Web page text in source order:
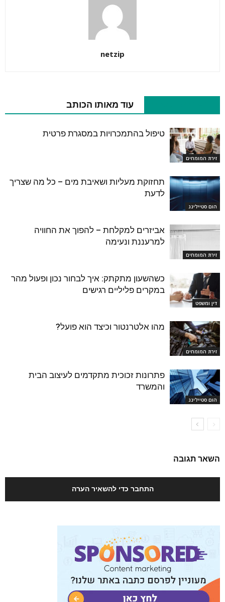
netzip
עוד מאותו הכותב
זירת המומחים
טיפול בהתמכרויות במסגרת פרטית
הום סטיילינג
תחזוקת מעליות ושאיבת מים – כל מה שצריך
לדעת
זירת המומחים
אביזרים למקלחת – להפוך את החוויה
למרעננת ונעימה
דין ומשפט
כשהשעון מתקתק: איך לבחור נכון ופעול מהר
במקרים פליליים רגישים
זירת המומחים
מהו אלטרנטור וכיצד הוא פועל?
הום סטיילינג
פתרונות זכוכית מתקדמים לעיצוב הבית
והמשרד
השאר תגובה
התחבר כדי להשאיר הערה